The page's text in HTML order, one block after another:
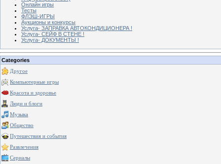
Онлайн игры
Тесты
ФЛЭШ-ИГРЫ
Аукционы и конкурсы
Услуга- ЗАПРАВКА АВТОКОНДИЦИОНЕРА !
Услуга- СЕЙФ В СТЕНЕ !
Услуга- ДОКУМЕНТЫ !
Categories
Другое
Компьютерные игры
Красота и здоровье
Люди и блоги
Музыка
Общество
Путешествия и события
Развлечения
Сериалы